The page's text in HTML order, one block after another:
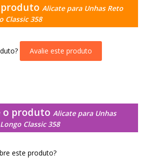
Alicate para Unhas Reto
Classic 358
Avalie este produto
o produto Alicate para Unhas
Classic 358
este produto?